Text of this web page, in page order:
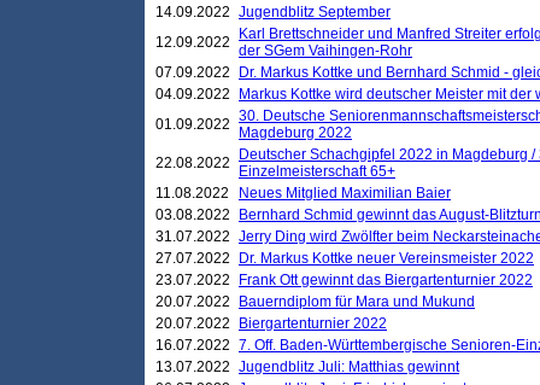
14.09.2022 Jugendblitz September
12.09.2022
Karl Brettschneider und Manfred Streiter
der SGem Vaihingen-Rohr
07.09.2022
Dr. Markus Kottke und Bernhard Schmid -
04.09.2022
Markus Kottke wird deutscher Meister mit
01.09.2022 30. Deutsche
Magdeburg 2022
22.08.2022
Deutscher Schachgipfel 2022 in Magdeburg
Einzelmeisterschaft 65+
11.08.2022
Neues Mitglied Maximilian Baier
03.08.2022
Bernhard Schmid gewinnt das August-
31.07.2022 Jerry Ding wird Zwölfter beim
27.07.2022
Dr. Markus Kottke neuer Vereinsmeister 2022
23.07.2022
Frank Ott gewinnt das Biergartenturnier 2022
20.07.2022
Bauerndiplom für Mara und Mukund
20.07.2022
Biergartenturnier 2022
16.07.2022 7. Off. Baden-Württembergische Senioren-
13.07.2022 Jugendblitz Juli: Matthias gewinnt